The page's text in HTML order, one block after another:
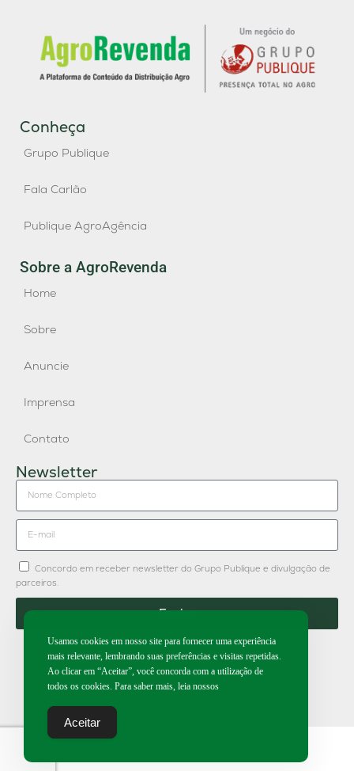
Conheça
Grupo Publique
Fala Carlão
Publique AgroAgência
Sobre a AgroRevenda
Home
Sobre
Anuncie
Imprensa
Contato
Newsletter
Concordo em receber newsletter do Grupo Publique e divulgação de
parceiros.
Enviar
2026 | Todos os direitos reservados.
Usamos cookies em nosso site para fornecer uma experiência
mais relevante, lembrando suas preferências e visitas repetidas.
Ao clicar em “Aceitar”, você concorda com a utilização de
todos os cookies. Para saber mais, leia nossos
Aceitar